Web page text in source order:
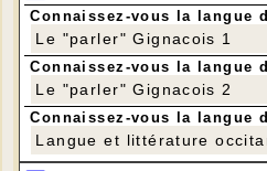
Connaissez-vous la langue
Le "parler" Gignacois 1
Connaissez-vous la langue
Le "parler" Gignacois 2
Connaissez-vous la langue
Langue et littérature